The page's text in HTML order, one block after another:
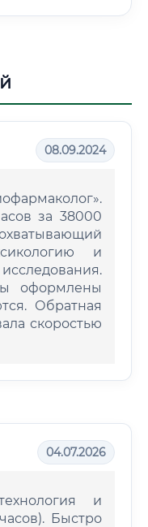
08.09.2024
за 38000
и
оформлены
Обратная
скоростью
04.07.2026
и
Быстро